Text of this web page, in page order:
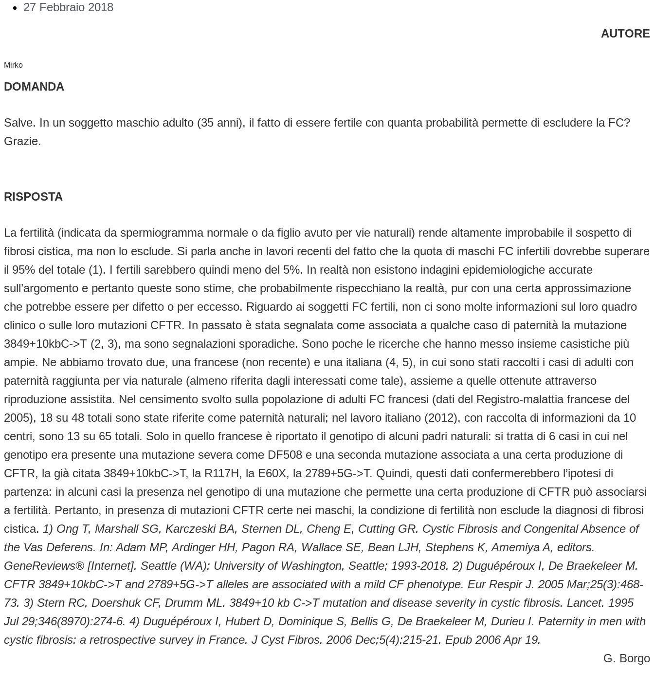
27 Febbraio 2018
AUTORE
Mirko
DOMANDA
Salve. In un soggetto maschio adulto (35 anni), il fatto di essere fertile con quanta probabilità permette di escludere la FC?
Grazie.
RISPOSTA
La fertilità (indicata da spermiogramma normale o da figlio avuto per vie naturali) rende altamente improbabile il sospetto di
fibrosi cistica, ma non lo esclude. Si parla anche in lavori recenti del fatto che la quota di maschi FC infertili dovrebbe superare
il 95% del totale (1). I fertili sarebbero quindi meno del 5%. In realtà non esistono indagini epidemiologiche accurate
sull’argomento e pertanto queste sono stime, che probabilmente rispecchiano la realtà, pur con una certa approssimazione
che potrebbe essere per difetto o per eccesso. Riguardo ai soggetti FC fertili, non ci sono molte informazioni sul loro quadro
clinico o sulle loro mutazioni CFTR. In passato è stata segnalata come associata a qualche caso di paternità la mutazione
3849+10kbC->T (2, 3), ma sono segnalazioni sporadiche. Sono poche le ricerche che hanno messo insieme casistiche più
ampie. Ne abbiamo trovato due, una francese (non recente) e una italiana (4, 5), in cui sono stati raccolti i casi di adulti con
paternità raggiunta per via naturale (almeno riferita dagli interessati come tale), assieme a quelle ottenute attraverso
riproduzione assistita. Nel censimento svolto sulla popolazione di adulti FC francesi (dati del Registro-malattia francese del
2005), 18 su 48 totali sono state riferite come paternità naturali; nel lavoro italiano (2012), con raccolta di informazioni da 10
centri, sono 13 su 65 totali. Solo in quello francese è riportato il genotipo di alcuni padri naturali: si tratta di 6 casi in cui nel
genotipo era presente una mutazione severa come DF508 e una seconda mutazione associata a una certa produzione di
CFTR, la già citata 3849+10kbC->T, la R117H, la E60X, la 2789+5G->T. Quindi, questi dati confermerebbero l’ipotesi di
partenza: in alcuni casi la presenza nel genotipo di una mutazione che permette una certa produzione di CFTR può associarsi
a fertilità. Pertanto, in presenza di mutazioni CFTR certe nei maschi, la condizione di fertilità non esclude la diagnosi di fibrosi
cistica. 1) Ong T, Marshall SG, Karczeski BA, Sternen DL, Cheng E, Cutting GR. Cystic Fibrosis and Congenital Absence of
the Vas Deferens. In: Adam MP, Ardinger HH, Pagon RA, Wallace SE, Bean LJH, Stephens K, Amemiya A, editors.
GeneReviews® [Internet]. Seattle (WA): University of Washington, Seattle; 1993-2018. 2) Duguépéroux I, De Braekeleer M.
CFTR 3849+10kbC->T and 2789+5G->T alleles are associated with a mild CF phenotype. Eur Respir J. 2005 Mar;25(3):468-
73. 3) Stern RC, Doershuk CF, Drumm ML. 3849+10 kb C->T mutation and disease severity in cystic fibrosis. Lancet. 1995
Jul 29;346(8970):274-6. 4) Duguépéroux I, Hubert D, Dominique S, Bellis G, De Braekeleer M, Durieu I. Paternity in men with
cystic fibrosis: a retrospective survey in France. J Cyst Fibros. 2006 Dec;5(4):215-21. Epub 2006 Apr 19.
G. Borgo